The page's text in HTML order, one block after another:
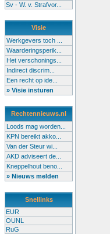
Sv - W. v. Strafvor...
Visie
Werkgevers toch ...
Waarderingsperik...
Het verschonings...
Indirect discrim...
Een recht op ide...
» Visie insturen
Rechtennieuws.nl
Loods mag worden...
KPN bereikt akko...
Van der Steur wi...
AKD adviseert de...
Kneppelhout beno...
» Nieuws melden
Snellinks
EUR
OUNL
RuG